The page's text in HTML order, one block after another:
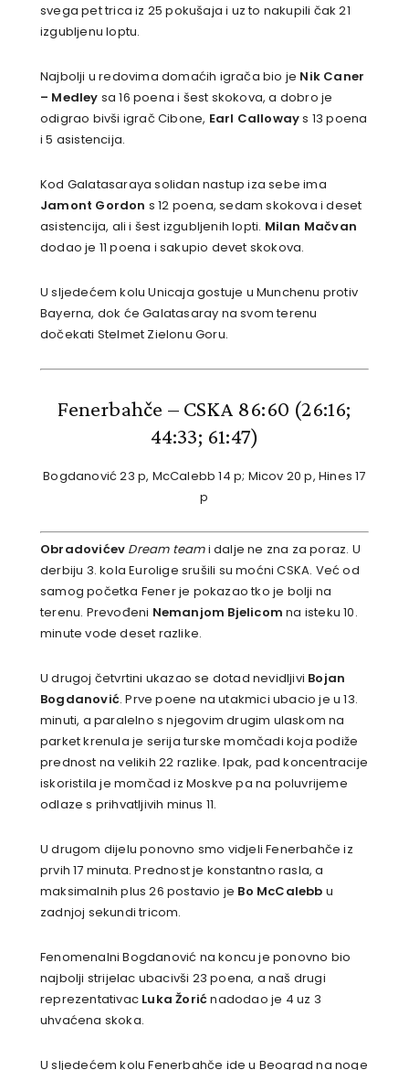
svega pet trica iz 25 pokušaja i uz to nakupili čak 21
izgubljenu loptu.
Najbolji u redovima domaćih igrača bio je Nik Caner
– Medley sa 16 poena i šest skokova, a dobro je
odigrao bivši igrač Cibone, Earl Calloways 13 poena
i 5 asistencija.
Kod Galatasaraya solidan nastup iza sebe ima
Jamont Gordon s 12 poena, sedam skokova i deset
asistencija, ali i šest izgubljenih lopti. Milan Mačvan
dodao je 11 poena i sakupio devet skokova.
U sljedećem kolu Unicaja gostuje u Munchenu protiv
Bayerna, dok će Galatasaray na svom terenu
dočekati Stelmet Zielonu Goru.
Fenerbahče – CSKA 86:60 (26:16;
44:33; 61:47)
Bogdanović 23 p, McCalebb 14 p; Micov 20 p, Hines 17
p
Obradovićev Dream teami dalje ne zna za poraz. U
derbiju 3. kola Eurolige srušili su moćni CSKA. Već od
samog početka Fener je pokazao tko je bolji na
terenu. Prevođeni Nemanjom Bjelicom na isteku 10.
minute vode deset razlike.
U drugoj četvrtini ukazao se dotad nevidljivi Bojan
Bogdanović. Prve poene na utakmici ubacio je u 13.
minuti, a paralelno s njegovim drugim ulaskom na
parket krenula je serija turske momčadi koja podiže
prednost na velikih 22 razlike. Ipak, pad koncentracije
iskoristila je momčad iz Moskve pa na poluvrijeme
odlaze s prihvatljivih minus 11.
U drugom dijelu ponovno smo vidjeli Fenerbahče iz
prvih 17 minuta. Prednost je konstantno rasla, a
maksimalnih plus 26 postavio je Bo McCalebb u
zadnjoj sekundi tricom.
Fenomenalni Bogdanović na koncu je ponovno bio
najbolji strijelac ubacivši 23 poena, a naš drugi
reprezentativac Luka Žorićnadodao je 4 uz 3
uhvaćena skoka.
U sljedećem kolu Fenerbahče ide u Beograd na noge